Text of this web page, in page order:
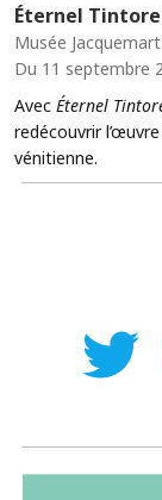
Éternel
Musée
Du 11 septembre
Avec Éternel
redécouvrir
vénitienne.